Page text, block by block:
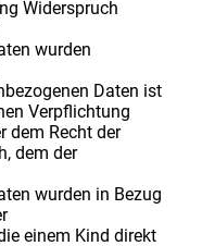
Widerspruch
wurden
Daten ist
Verpflichtung
dem Recht der
dem der
wurden in Bezug
einem Kind direkt